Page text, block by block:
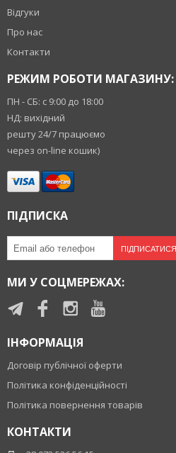
Відгуки
Про нас
Контакти
РЕЖИМ РОБОТИ МАГАЗИНУ:
ПН - СБ: с 9:00 до 18:00
НД: вихідний
решту 24/7 працюємо
через on-line кошик)
ПІДПИСКА
ПІДПИСАТИСЯ
МИ У СОЦМЕРЕЖАХ:
ІНФОРМАЦІЯ
Договір публічної оферти
Політика конфіденційності
Політика повернення товарів
КОНТАКТИ